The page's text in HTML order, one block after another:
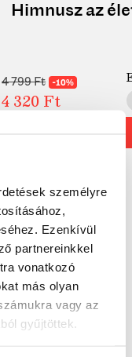
személyre
Ezenkívül
partnereinkkel
vonatkozó
más olyan
vagy az
gyűjtöttek.
Himnusz az
4 799Ft -10%
4 320Ft
és mi